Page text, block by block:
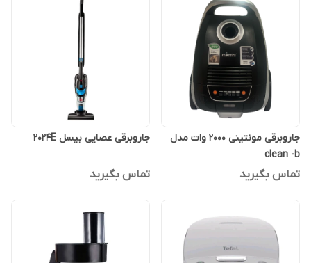
جاروبرقی مونتینی 2000 وات مدل
clean -b
تماس بگیرید
جاروبرقی عصایی بیسل 2024E
تماس بگیرید